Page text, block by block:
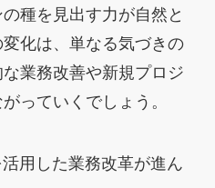
種を見出す力が自然と
化は、単なる気づきの
業務改善や新規プロジ
っていくでしょう。
用した業務改革が進ん